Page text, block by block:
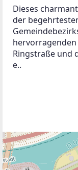
Dieses
der
Ringstraße und
e..
ANBIETER